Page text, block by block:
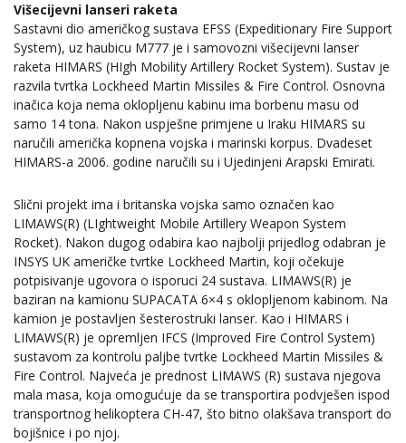
Višecijevni lanseri raketa
Sastavni dio američkog sustava EFSS (Expeditionary Fire Support
System), uz haubicu M777 je i samovozni višecijevni lanser
raketa HIMARS (HIgh Mobility Artillery Rocket System). Sustav je
razvila tvrtka Lockheed Martin Missiles & Fire Control. Osnovna
inačica koja nema oklopljenu kabinu ima borbenu masu od
samo 14 tona. Nakon uspješne primjene u Iraku HIMARS su
naručili američka kopnena vojska i marinski korpus. Dvadeset
HIMARS-a 2006. godine naručili su i Ujedinjeni Arapski Emirati.
Slični projekt ima i britanska vojska samo označen kao
LIMAWS(R) (LIghtweight Mobile Artillery Weapon System
Rocket). Nakon dugog odabira kao najbolji prijedlog odabran je
INSYS UK američke tvrtke Lockheed Martin, koji očekuje
potpisivanje ugovora o isporuci 24 sustava. LIMAWS(R) je
baziran na kamionu SUPACATA 6×4 s oklopljenom kabinom. Na
kamion je postavljen šesterostruki lanser. Kao i HIMARS i
LIMAWS(R) je opremljen IFCS (Improved Fire Control System)
sustavom za kontrolu paljbe tvrtke Lockheed Martin Missiles &
Fire Control. Najveća je prednost LIMAWS (R) sustava njegova
mala masa, koja omogućuje da se transportira podvješen ispod
transportnog helikoptera CH-47, što bitno olakšava transport do
bojišnice i po njoj.